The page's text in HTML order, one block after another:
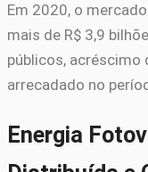
Em 2020, o
mais de R$ 3,9
públicos, acréscimo
arrecadado no
Energia